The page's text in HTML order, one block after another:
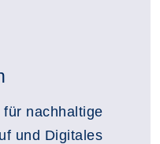
nachhaltige
und Digitales